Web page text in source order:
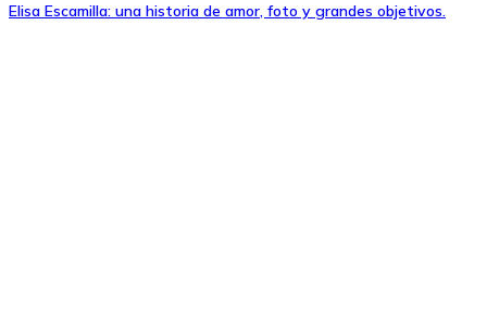
Elisa Escamilla: una historia de amor, foto y grandes objetivos.